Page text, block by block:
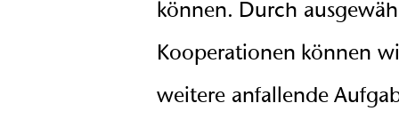
können. Durch
Kooperationen können
weitere anfallende